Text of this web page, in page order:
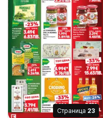
Cтраница 23